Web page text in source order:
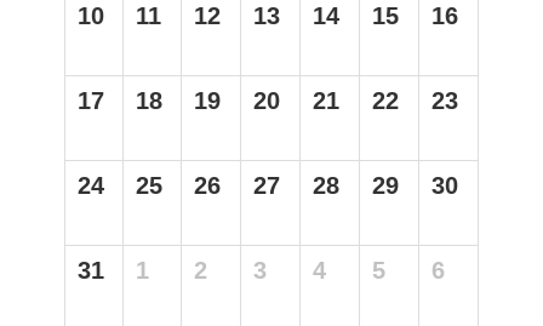
10 11 12 13 14 15 16
17 18 19 20 21 22 23
24 25 26 27 28 29 30
31 1 2 3 4 5 6